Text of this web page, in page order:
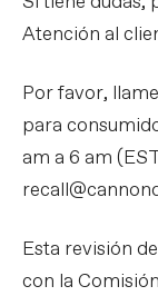
Atención al
Por favor,
para
am a 6 am
Esta revisión
con la